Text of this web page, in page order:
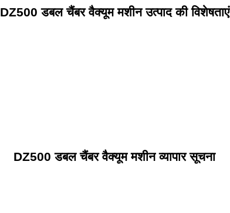
DZ500 डबल चैंबर वैक्यूम मशीन उत्पाद की विशेषताएं
DZ500 डबल चैंबर वैक्यूम मशीन व्यापार सूचना